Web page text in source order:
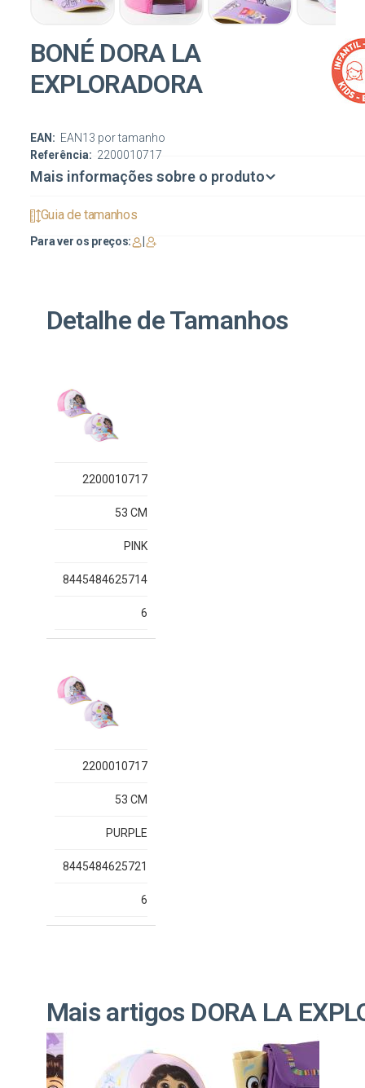
BONÉ DORA LA
EXPLORADORA
Referência: 2200010717
EAN: EAN13 por tamanho
Mais informações sobre o produto
Guia de tamanhos
Para ver os preços:
Detalhe de Tamanhos
2200010717
53 CM
PINK
8445484625714
6
2200010717
53 CM
PURPLE
8445484625721
6
Mais artigos DORA LA